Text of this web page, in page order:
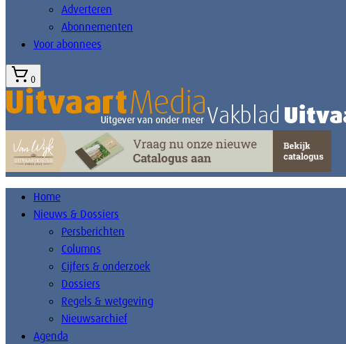
Adverteren
Abonnementen
Voor abonnees
0
Home
Nieuws & Dossiers
Persberichten
Columns
Cijfers & onderzoek
Dossiers
Regels & wetgeving
Nieuwsarchief
Agenda